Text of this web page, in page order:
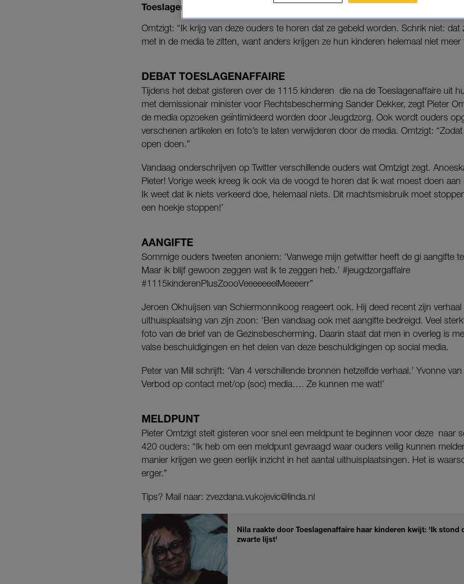
Toeslagenaffaire-ouders op social media zijn uitspraken.
Omtzigt: “Ik krijg van deze ouders te horen dat ze gebeld worden. Schrik niet:
met in de media te zitten, want anders krijgen ze hun kinderen helemaal niet meer
DEBAT TOESLAGENAFFAIRE
Tijdens het debat gisteren over de 1115 kinderen die na de Toeslagenaffaire uit
met demissionair minister voor Rechtsbescherming Sander Dekker, zegt Pieter
de media opzoeken geïntimideerd worden door Jeugdzorg. Ook wordt ouders
verschenen artikelen en foto’s te laten verwijderen door de media. Omtzigt:
open doen.”
Vandaag onderschrijven op Twitter verschillende ouders wat Omtzigt zegt.
Pieter! Vorige week kreeg ik ook via de voogd te horen dat ik wat moest doen aan
Ik weet dat ik niets verkeerd doe, helemaal niets. Dit machtsmisbruik moet
een hoekje stoppen!’
AANGIFTE
Sommige ouders tweeten anoniem: ‘Vanwege mijn getwitter heeft de gi aangifte
Maar ik blijf gewoon zeggen wat ik te zeggen heb.’ #jeugdzorgaffaire
#1115kinderenPlusZoooVeeeeeeelMeeeerr”
Jeroen Okhuijsen van Schiermonnikoog reageert ook. Hij deed recent zijn verhaal
uithuisplaatsing van zijn zoon: ‘Ben vandaag ook met aangifte bedreigd. Veel
foto van de brief van de Gezinsbescherming. Daarin staat dat men in overleg is
valse beschuldigingen en het delen van deze beschuldigingen op social media.
Peter van Mill schrijft: ‘Van 4 verschillende bronnen hetzelfde verhaal.’ Yvonne
Verbod op contact met/op (soc) media…. Ze kunnen me wat!’
MELDPUNT
Pieter Omtzigt stelt gisteren voor snel een meldpunt te beginnen voor deze naar
420 ouders: “Ik heb om een meldpunt gevraagd waar ouders veilig kunnen
manier krijgen we geen eerlijk inzicht in het aantal uithuisplaatsingen. Het is
erger.”
Tips? Mail naar: zvezdana.vukojevic@linda.nl
Nila raakte door Toeslagenaffaire haar kinderen kwijt: 'Ik stond
zwarte lijst'